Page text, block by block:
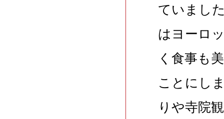
ていまし
はヨーロ
く食事も
ことにし
りや寺院